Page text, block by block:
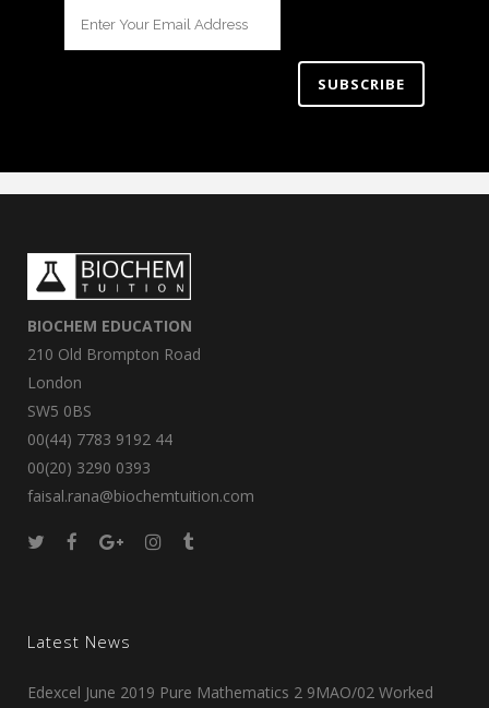
BIOCHEM EDUCATION
210 Old Brompton Road
London
SW5 0BS
00(44) 7783 9192 44
00(20) 3290 0393
faisal.rana@biochemtuition.com
Latest News
Edexcel June 2019 Pure Mathematics 2 9MAO/02 Worked